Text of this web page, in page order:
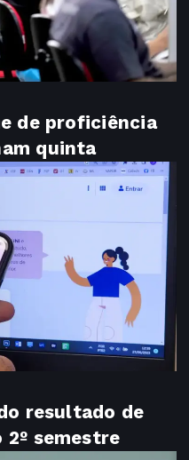
de proficiência
quinta
resultado de
2º semestre